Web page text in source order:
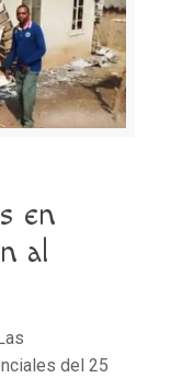
en
al
del 25